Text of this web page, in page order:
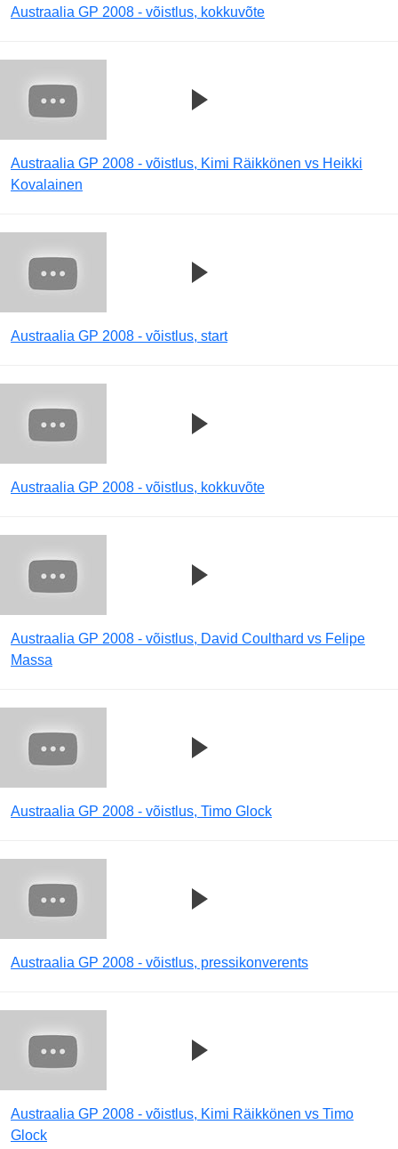
Austraalia GP 2008 - võistlus, kokkuvõte
Austraalia GP 2008 - võistlus, Kimi Räikkönen vs Heikki
Kovalainen
Austraalia GP 2008 - võistlus, start
Austraalia GP 2008 - võistlus, kokkuvõte
Austraalia GP 2008 - võistlus, David Coulthard vs Felipe
Massa
Austraalia GP 2008 - võistlus, Timo Glock
Austraalia GP 2008 - võistlus, pressikonverents
Austraalia GP 2008 - võistlus, Kimi Räikkönen vs Timo
Glock